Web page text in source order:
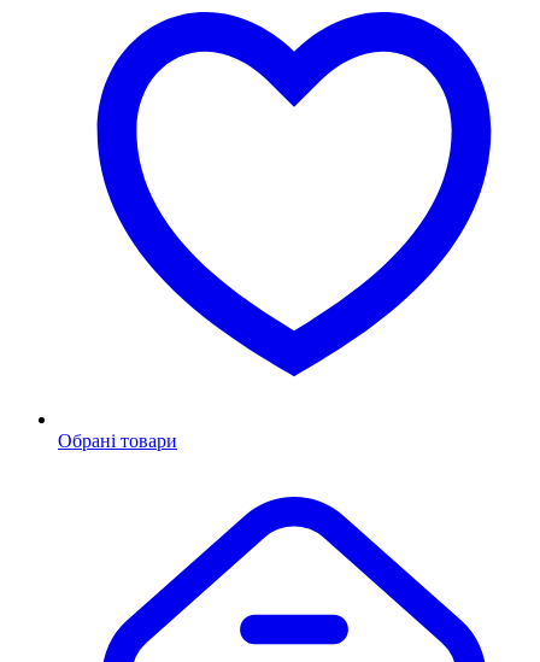
Обрані товари